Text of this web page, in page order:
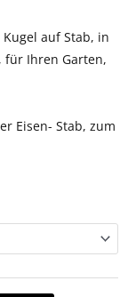
auf Stab, in
für Ihren Garten,
Eisen- Stab, zum